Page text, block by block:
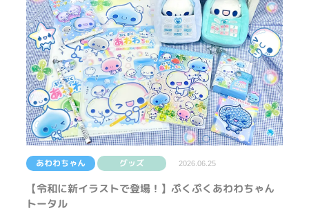
あわわちゃん グッズ 2026.06.25
【令和に新イラストで登場！】ぷくぷくあわわちゃん
トータル